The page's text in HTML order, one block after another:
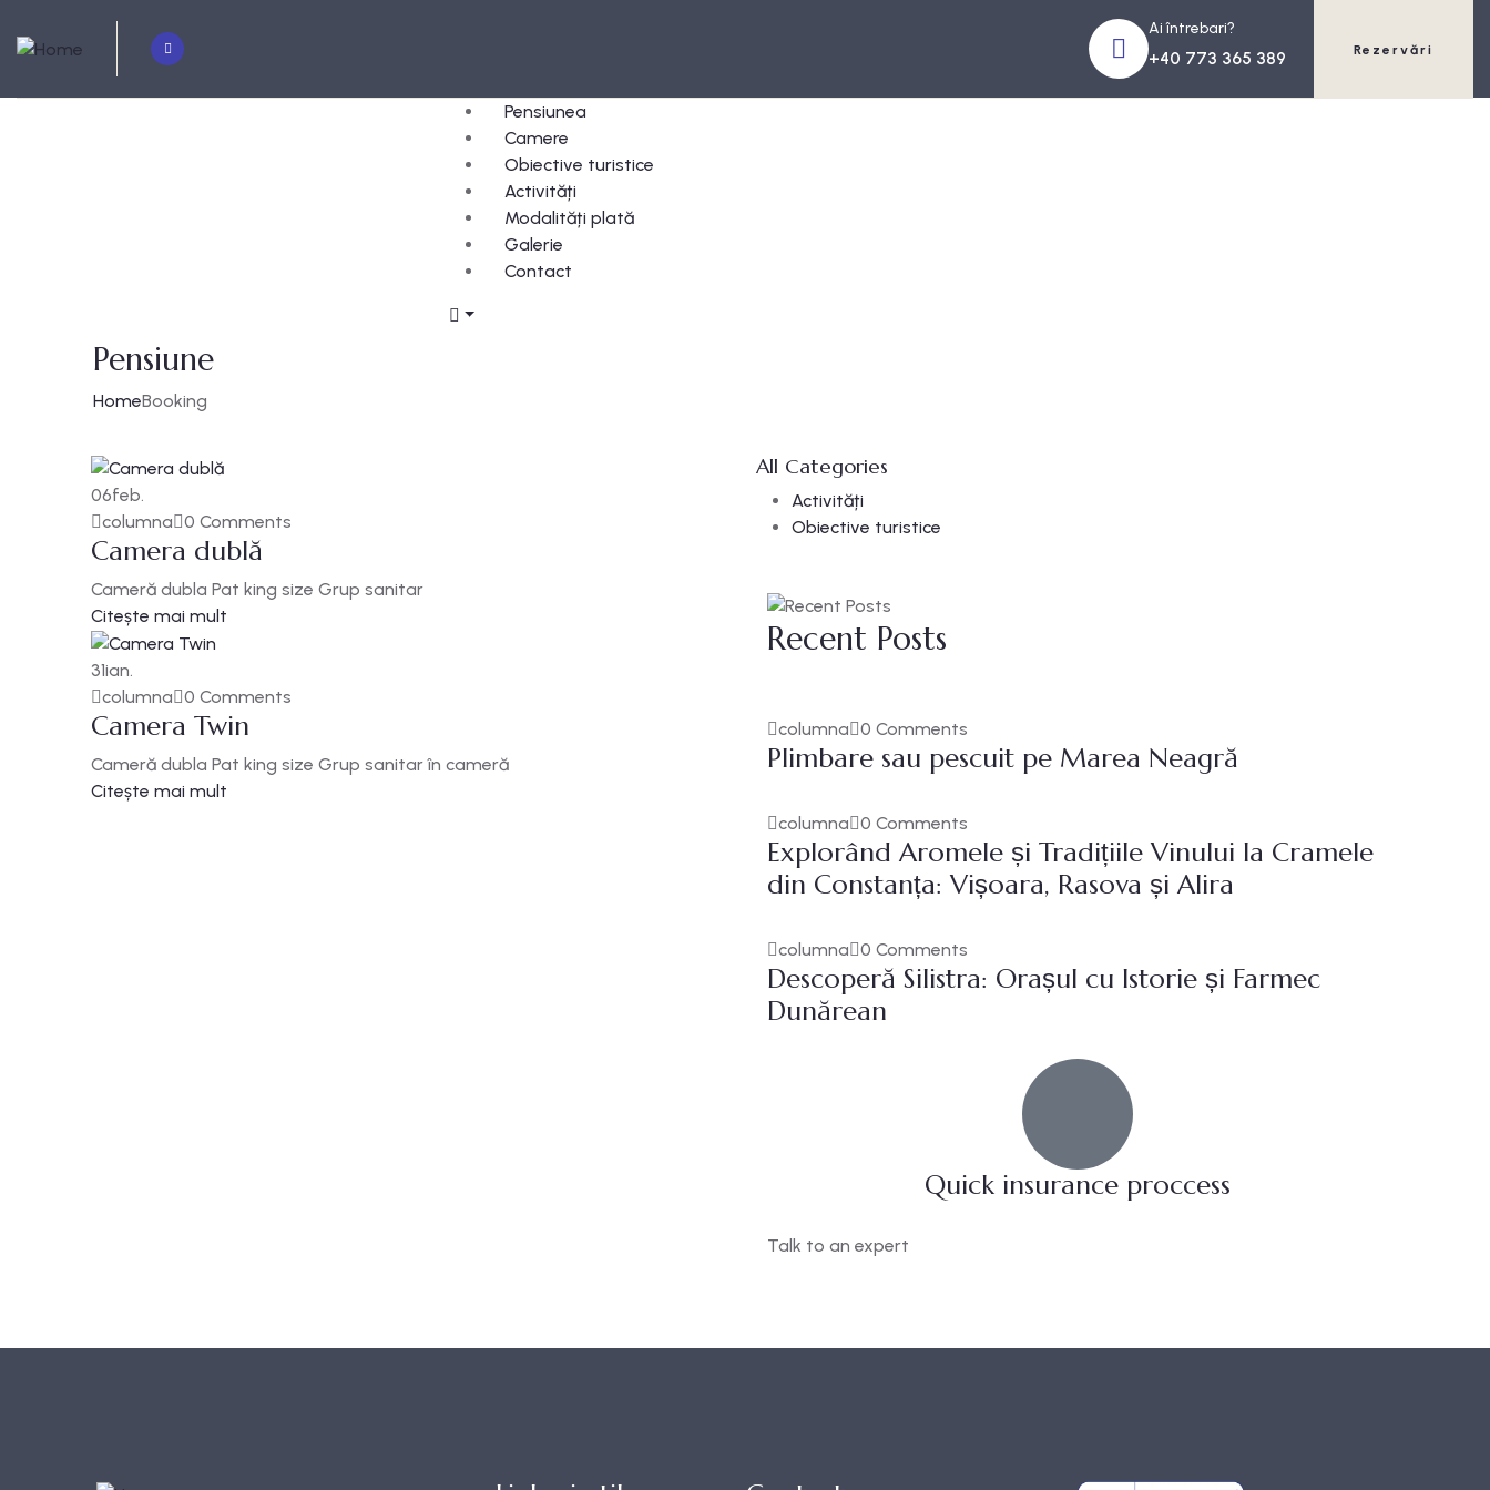
Ai întrebari?
+40 773 365 389 Rezervări
Pensiunea
Camere
Obiective turistice
Activități
Modalități plată
Galerie
Contact
Pensiune
HomeBooking
06feb.
columna 0 Comments
Camera dublă
Cameră dubla Pat king size Grup sanitar
Citește mai mult
31ian.
columna 0 Comments
Camera Twin
Cameră dubla Pat king size Grup sanitar în cameră
Citește mai mult
All Categories
Activități
Obiective turistice
Recent Posts
columna 0 Comments
Plimbare sau pescuit pe Marea Neagră
columna 0 Comments
Explorând Aromele și Tradițiile Vinului la Cramele
din Constanța: Vișoara, Rasova și Alira
columna 0 Comments
Descoperă Silistra: Orașul cu Istorie și Farmec
Dunărean
Quick insurance proccess
Talk to an expert